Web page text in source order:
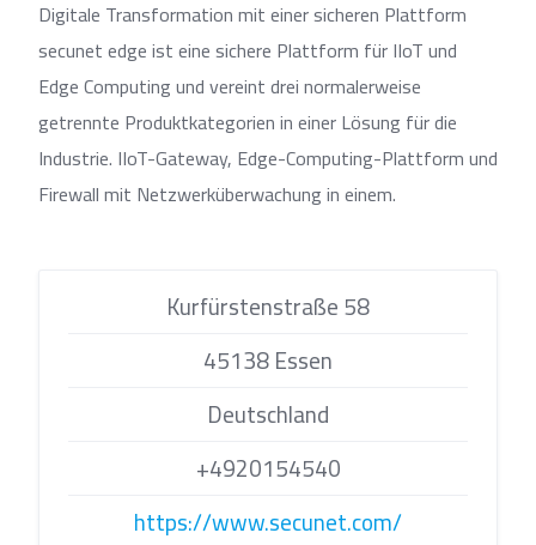
Digitale Transformation mit einer sicheren Plattform
secunet edge ist eine sichere Plattform für IIoT und
Edge Computing und vereint drei normalerweise
getrennte Produktkategorien in einer Lösung für die
Industrie. IIoT-Gateway, Edge-Computing-Plattform und
Firewall mit Netzwerküberwachung in einem.
Kurfürstenstraße 58
45138 Essen
Deutschland
+4920154540
https://www.secunet.com/